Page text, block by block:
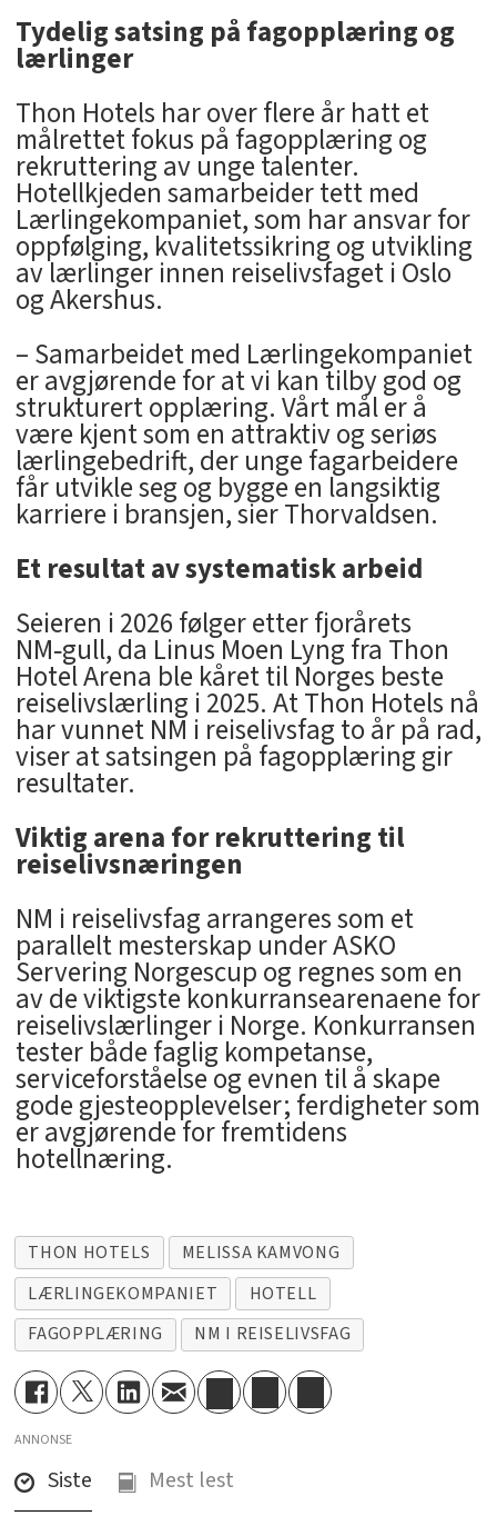
Tydelig satsing på fagopplæring og
lærlinger
Thon Hotels har over flere år hatt et
målrettet fokus på fagopplæring og
rekruttering av unge talenter.
Hotellkjeden samarbeider tett med
Lærlingekompaniet, som har ansvar for
oppfølging, kvalitetssikring og utvikling
av lærlinger innen reiselivsfaget i Oslo
og Akershus.
– Samarbeidet med Lærlingekompaniet
er avgjørende for at vi kan tilby god og
strukturert opplæring. Vårt mål er å
være kjent som en attraktiv og seriøs
lærlingebedrift, der unge fagarbeidere
får utvikle seg og bygge en langsiktig
karriere i bransjen, sier Thorvaldsen.
Et resultat av systematisk arbeid
Seieren i 2026 følger etter fjorårets
NM‑gull, da Linus Moen Lyng fra Thon
Hotel Arena ble kåret til Norges beste
reiselivslærling i 2025. At Thon Hotels nå
har vunnet NM i reiselivsfag to år på rad,
viser at satsingen på fagopplæring gir
resultater.
Viktig arena for rekruttering til
reiselivsnæringen
NM i reiselivsfag arrangeres som et
parallelt mesterskap under ASKO
Servering Norgescup og regnes som en
av de viktigste konkurransearenaene for
reiselivslærlinger i Norge. Konkurransen
tester både faglig kompetanse,
serviceforståelse og evnen til å skape
gode gjesteopplevelser; ferdigheter som
er avgjørende for fremtidens
hotellnæring.
THON HOTELS
MELISSA KAMVONG
LÆRLINGEKOMPANIET
HOTELL
FAGOPPLÆRING
NM I REISELIVSFAG
ANNONSE
Siste Mest lest